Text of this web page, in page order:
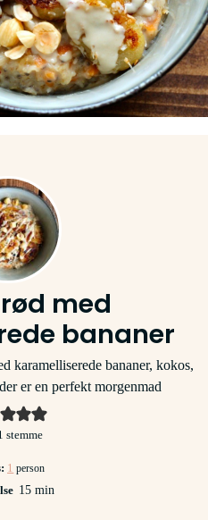
med
bananer
karamelliserede bananer, kokos,
er en perfekt morgenmad
stemme
1 person
15minutter
min